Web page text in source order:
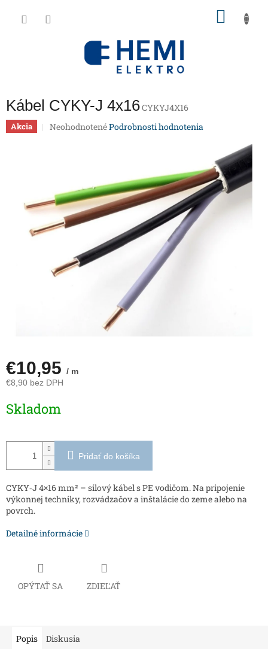
Kábel CYKY-J 4x16CYKYJ4X16
Akcia
Priemerné
hviezdičiek.
NeohodnotenéPodrobnosti hodnotenia
€10,95 / m
€8,90 bez DPH
cena:
Skladom
Pridať do košíka
CYKY‑J 4×16 mm² – silový kábel s PE vodičom. Na pripojenie
výkonnej techniky, rozvádzačov a inštalácie do zeme alebo na
povrch.
Detailné informácie
OPÝTAŤ SA ZDIEĽAŤ
Popis Diskusia